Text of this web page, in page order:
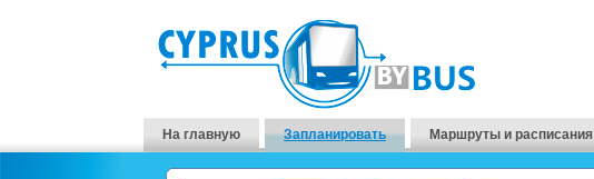
На главную Запланировать Маршруты и расписания